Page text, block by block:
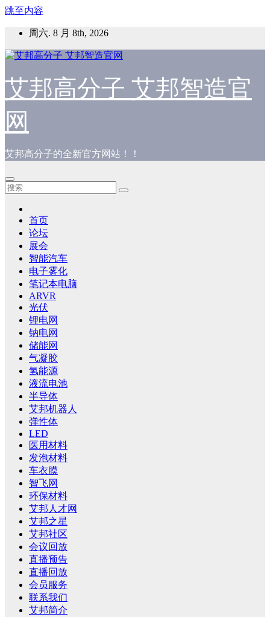
跳至内容
周六. 8 月 8th, 2026
艾邦高分子 艾邦智造官
网
艾邦高分子的全新官方网站！！
首页
论坛
展会
智能汽车
电子雾化
笔记本电脑
ARVR
光伏
锂电网
钠电网
储能网
气凝胶
氢能源
液流电池
半导体
艾邦机器人
弹性体
LED
医用材料
发泡材料
车衣膜
智飞网
环保材料
艾邦人才网
艾邦之星
艾邦社区
会议回放
直播预告
直播回放
会员服务
联系我们
艾邦简介